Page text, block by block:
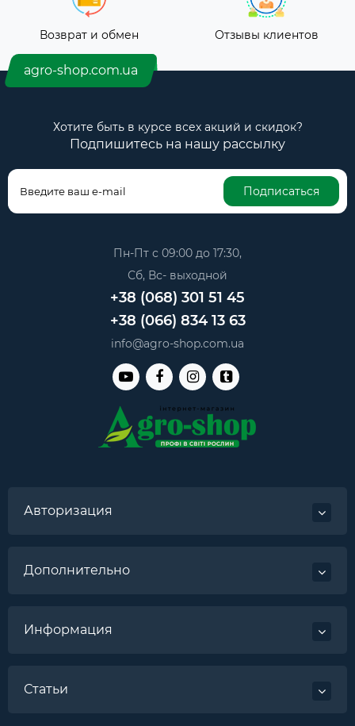
Возврат и обмен Отзывы клиентов
agro-shop.com.ua
Хотите быть в курсе всех акций и скидок?
Подпишитесь на нашу рассылку
Подписаться
Пн-Пт с 09:00 до 17:30,
Сб, Вс- выходной
+38 (068) 301 51 45
+38 (066) 834 13 63
info@agro-shop.com.ua
Авторизация
Дополнительно
Информация
Статьи